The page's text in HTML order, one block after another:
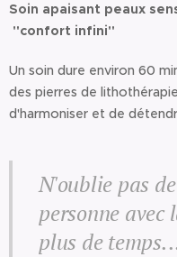
Soin apaisant
"confort infini"
Un soin dure environ 60
des pierres de
d'harmoniser et de
N'oublie pas
personne avec
plus de